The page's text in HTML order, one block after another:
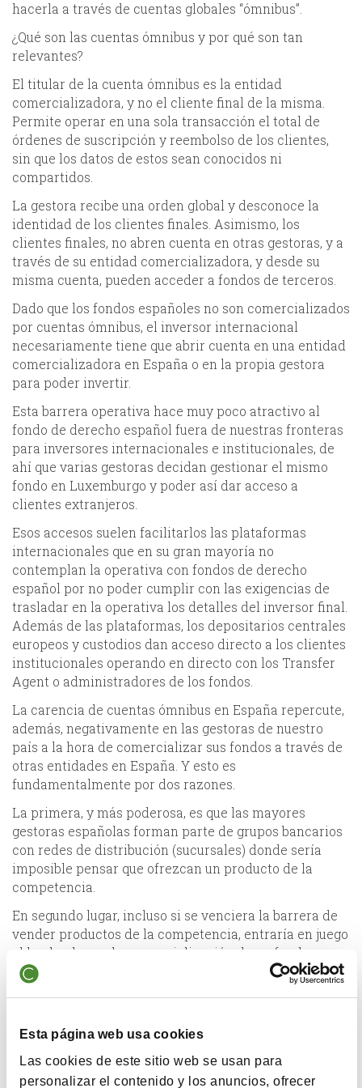
Esta página web usa cookies
Las cookies de este sitio web se usan para
personalizar el contenido y los anuncios, ofrecer
hacerla a través de cuentas globales “ómnibus”.
¿Qué son las cuentas ómnibus y por qué son tan
relevantes?
El titular de la cuenta ómnibus es la entidad
comercializadora, y no el cliente final de la misma.
Permite operar en una sola transacción el total de
órdenes de suscripción y reembolso de los clientes,
sin que los datos de estos sean conocidos ni
compartidos.
La gestora recibe una orden global y desconoce la
identidad de los clientes finales. Asimismo, los
clientes finales, no abren cuenta en otras gestoras, y a
través de su entidad comercializadora, y desde su
misma cuenta, pueden acceder a fondos de terceros.
Dado que los fondos españoles no son comercializados
por cuentas ómnibus, el inversor internacional
necesariamente tiene que abrir cuenta en una entidad
comercializadora en España o en la propia gestora
para poder invertir.
Esta barrera operativa hace muy poco atractivo al
fondo de derecho español fuera de nuestras fronteras
para inversores internacionales e institucionales, de
ahí que varias gestoras decidan gestionar el mismo
fondo en Luxemburgo y poder así dar acceso a
clientes extranjeros.
Esos accesos suelen facilitarlos las plataformas
internacionales que en su gran mayoría no
contemplan la operativa con fondos de derecho
español por no poder cumplir con las exigencias de
trasladar en la operativa los detalles del inversor final.
Además de las plataformas, los depositarios centrales
europeos y custodios dan acceso directo a los clientes
institucionales operando en directo con los Transfer
Agent o administradores de los fondos.
La carencia de cuentas ómnibus en España repercute,
además, negativamente en las gestoras de nuestro
país a la hora de comercializar sus fondos a través de
otras entidades en España. Y esto es
fundamentalmente por dos razones.
La primera, y más poderosa, es que las mayores
gestoras españolas forman parte de grupos bancarios
con redes de distribución (sucursales) donde sería
imposible pensar que ofrezcan un producto de la
competencia.
En segundo lugar, incluso si se venciera la barrera de
vender productos de la competencia, entraría en juego
el hecho de que la comercialización de un fondo
español implica necesariamente trasladar a la gestora
recibiría estos datos y estaría sujeto a la más estricta
confidencialidad y no uso de los datos, en general el
miedo a trasladar datos de clientes suele bloquear